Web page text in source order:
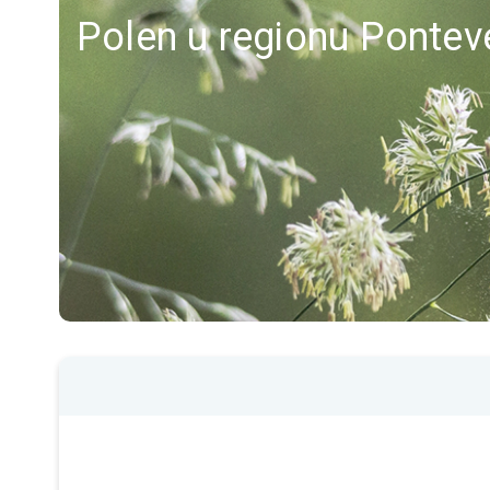
Polen u regionu